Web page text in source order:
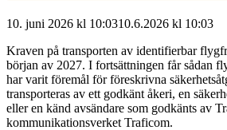
10. juni 2026 kl 10:0310.6.2026 kl 10:03
Kraven på transporten av identifierbar
början av 2027. I fortsättningen får sådan
har varit föremål för föreskrivna
transporteras av ett godkänt åkeri, en
eller en känd avsändare som godkänts av
kommunikationsverket Traficom.